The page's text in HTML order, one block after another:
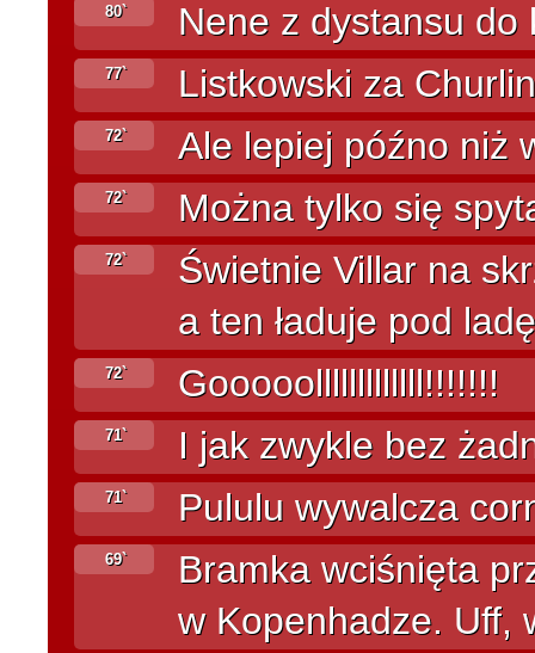
80` Nene z dystansu
77` Listkowski za
72` Ale lepiej późno niż
72` Można tylko się
72`
Świetnie Villar na
a ten ładuje pod
72` Gooooolllllllllllll!!!!!!!
71` I jak zwykle bez
71` Pululu wywalcza
69`
Bramka wciśnięta
w Kopenhadze. Uff,